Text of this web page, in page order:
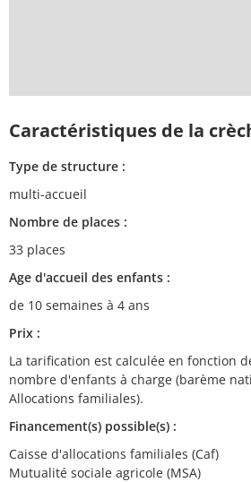
Caractéristiques de la
Type de structure :
multi-accueil
Nombre de places :
33 places
Age d'accueil des enfants :
de 10 semaines à 4 ans
Prix :
La tarification est calculée en fonction
nombre d'enfants à charge (barème
Allocations familiales).
Financement(s) possible(s) :
Caisse d'allocations familiales (Caf)
Mutualité sociale agricole (MSA)